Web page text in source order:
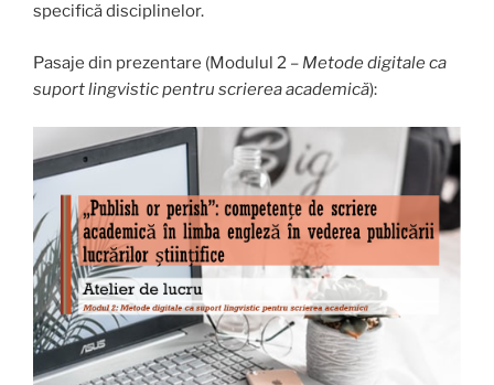
specifică disciplinelor.
Pasaje din prezentare (Modulul 2 – Metode digitale ca
suport lingvistic pentru scrierea academică):